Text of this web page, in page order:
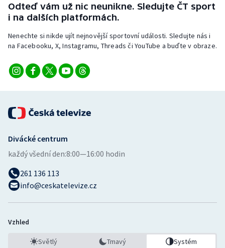
Odteď vám už nic neunikne. Sledujte ČT sport
i na dalších platformách.
Nenechte si nikde ujít nejnovější sportovní události. Sledujte nás i
na Facebooku, X, Instagramu, Threads či YouTube a buďte v obraze.
Divácké centrum
každý všední den:8:00—16:00 hodin
261 136 113
info@ceskatelevize.cz
Vzhled
Světlý Tmavý Systém